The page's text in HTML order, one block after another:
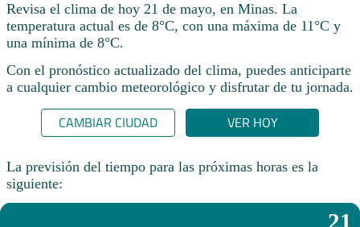
Revisa el clima de hoy 21 de mayo, en Minas. La
temperatura actual es de 8°C, con una máxima de 11°C y
una mínima de 8°C.​
Con el pronóstico actualizado del clima, puedes anticiparte
a cualquier cambio meteorológico y disfrutar de tu jornada.​
CAMBIAR CIUDAD VER HOY
La previsión del tiempo para las próximas horas es la
siguiente:
21